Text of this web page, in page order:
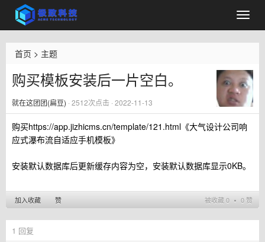
首页 > 主题
购买模板安装后一片空白。
就在这团团(扁豆) · 2512次点击 · 2022-11-13
购买https://app.jizhicms.cn/template/121.html《大气设计公司响
应式瀑布流自适应手机模板》
安装默认数据库后更新缓存内容为空，安装默认数据库显示0KB。
被收藏 0 ∙ 0 赞
加入收藏 赞
1 回复